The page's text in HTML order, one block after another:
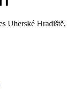
Uherské Hradiště,